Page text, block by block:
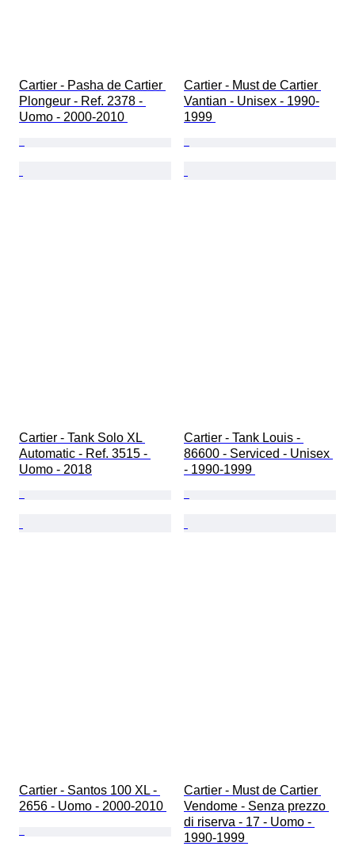
Cartier - Pasha de Cartier
Plongeur - Ref. 2378 -
Uomo - 2000-2010
Cartier - Must de Cartier
Vantian - Unisex - 1990-
1999
Cartier - Tank Solo XL
Automatic - Ref. 3515 -
Uomo - 2018
Cartier - Tank Louis -
86600 - Serviced - Unisex
- 1990-1999
Cartier - Santos 100 XL -
2656 - Uomo - 2000-2010
Cartier - Must de Cartier
Vendome - Senza prezzo
di riserva - 17 - Uomo -
1990-1999